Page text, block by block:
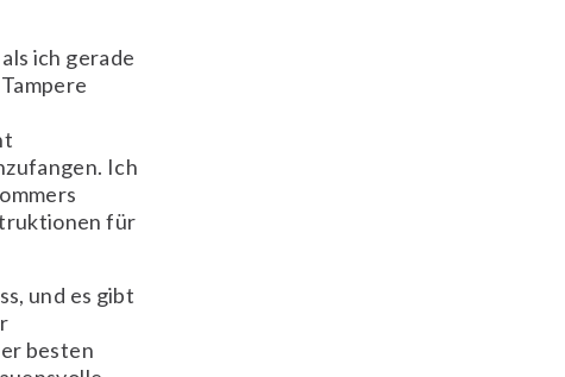
ich gerade
Ich
für
und es gibt
besten